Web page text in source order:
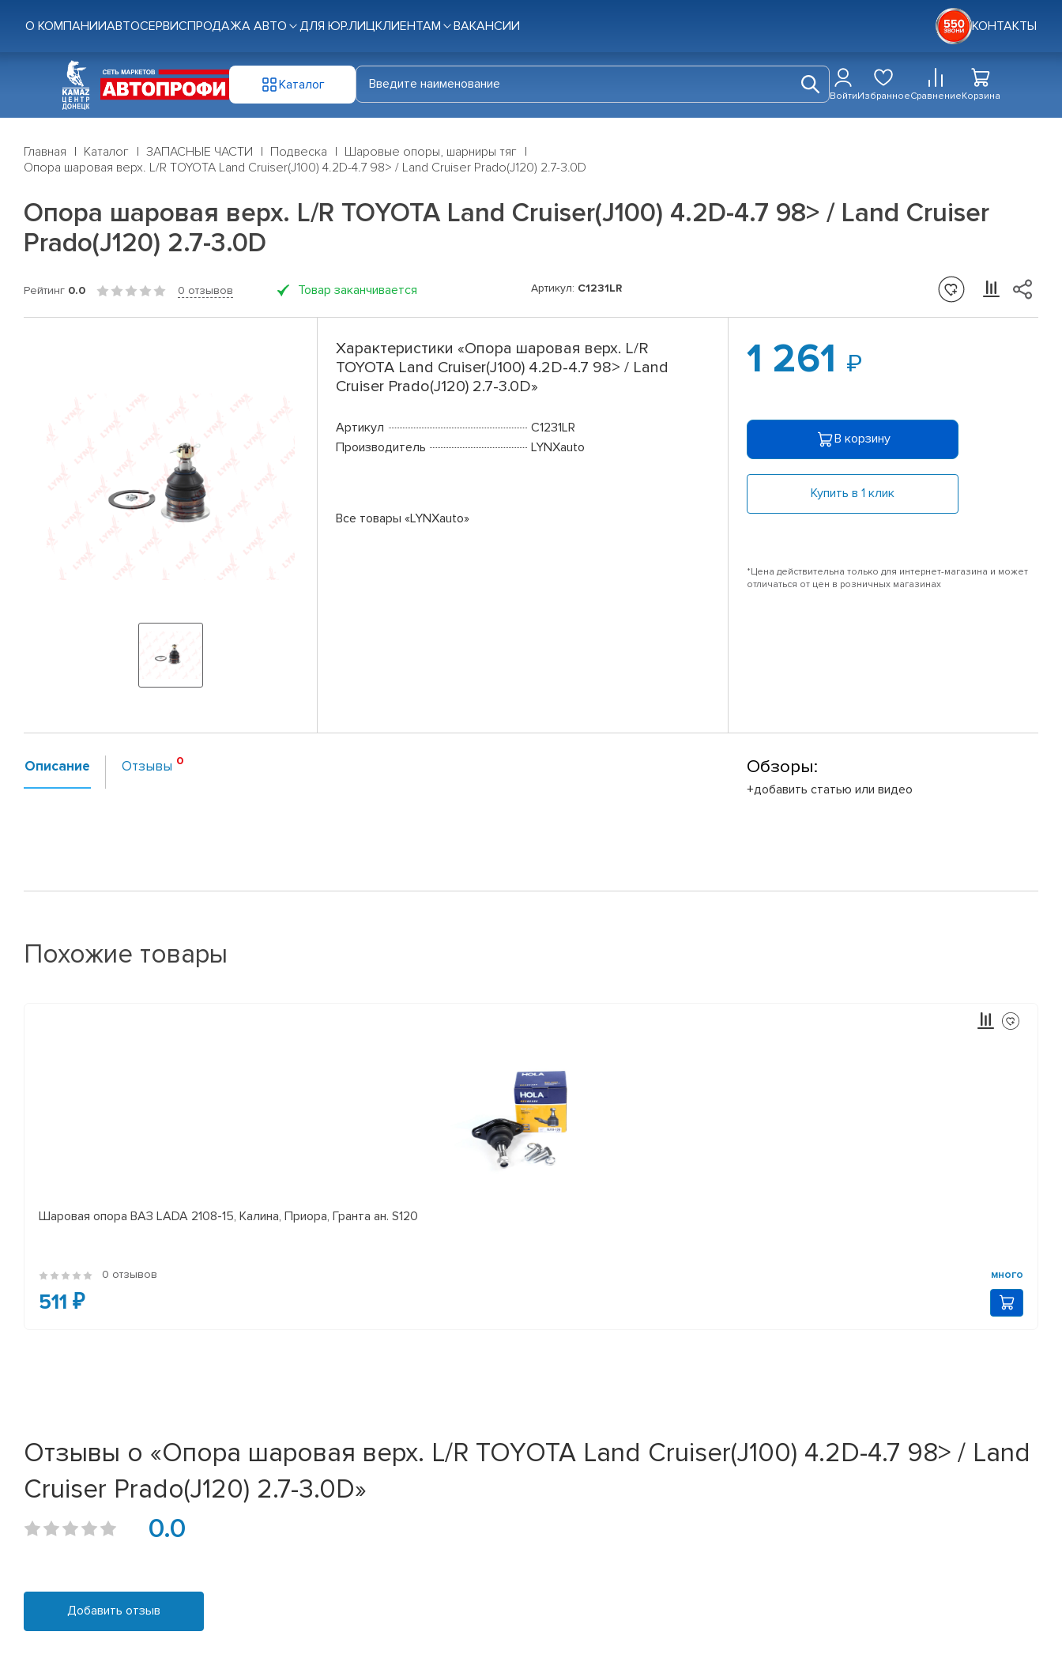
О КОМПАНИИАВТОСЕРВИСПРОДАЖА АВТО ДЛЯ ЮР.ЛИЦКЛИЕНТАМ ВАКАНСИИ КОНТАКТЫ
Каталог
ВойтиИзбранноеСравнениеКорзина
Главная Каталог ЗАПАСНЫЕ ЧАСТИ Подвеска
Шаровые опоры, шарниры тяг
Опора шаровая верх. L/R TOYOTA Land Cruiser(J100) 4.2D-4.7 98> / Land Cruiser Prado(J120) 2.7-3.0D
Опора шаровая верх. L/R TOYOTA Land Cruiser(J100) 4.2D-4.7 98> / Land Cruiser
Prado(J120) 2.7-3.0D
Рейтинг 0.0 0 отзывов Товар заканчивается Артикул: C1231LR
Характеристики «Опора шаровая верх. L/R
TOYOTA Land Cruiser(J100) 4.2D-4.7 98> / Land
Cruiser Prado(J120) 2.7-3.0D»
Артикул
C1231LR
Производитель
LYNXauto
Все товары «LYNXauto»
1 261
В корзину
Купить в 1 клик
*Цена действительна только для интернет-магазина и может
отличаться от цен в розничных магазинах
Описание Отзывы Обзоры:
+добавить статью или видео
Похожие товары
Шаровая опора ВАЗ LADA 2108-15, Калина, Приора, Гранта ан. S120
0 отзывов много
511 ₽
Отзывы о «Опора шаровая верх. L/R TOYOTA Land Cruiser(J100) 4.2D-4.7 98> / Land
Cruiser Prado(J120) 2.7-3.0D»
0.0
Добавить отзыв